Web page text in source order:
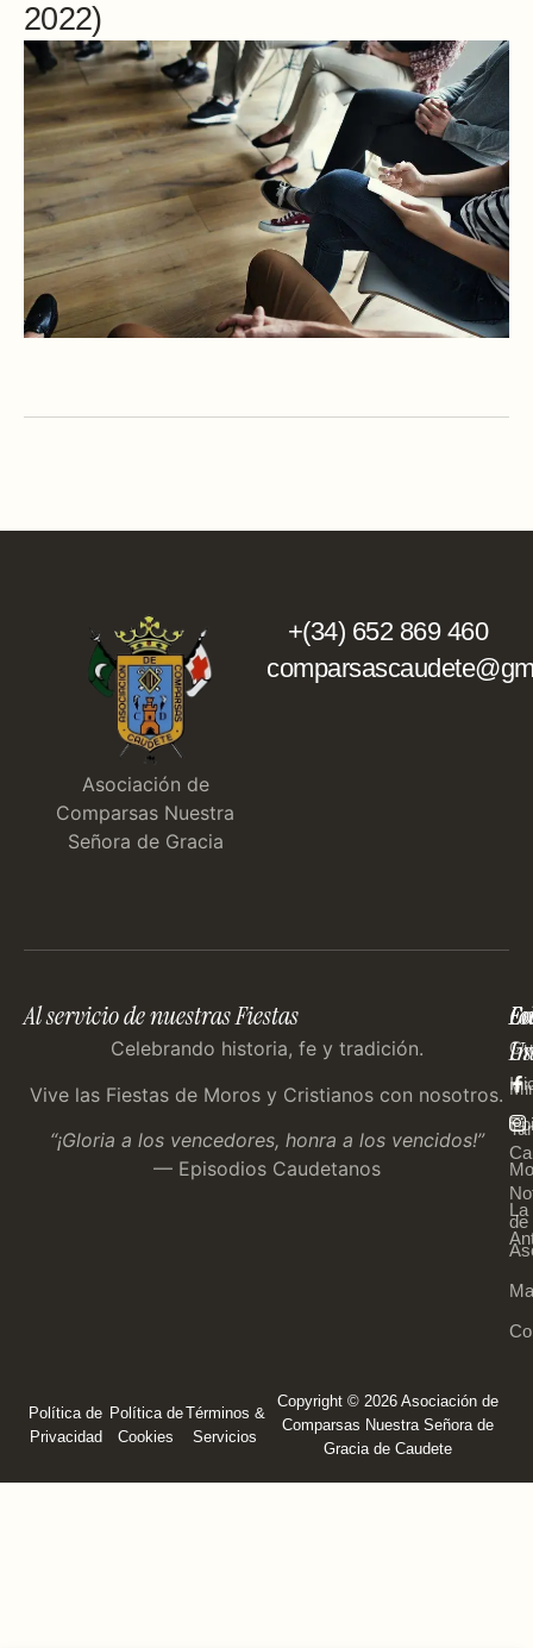
2022)
Asociación de
Comparsas Nuestra
Señora de Gracia
+(34) 652 869 460
Al servicio de nuestras Fiestas
Celebrando historia, fe y tradición.
Vive las Fiestas de Moros y Cristianos con nosotros.
“¡Gloria a los vencedores, honra a los vencidos!”
— Episodios Caudetanos
de
La
Us
Copyright © 2026 Asociación de
Comparsas Nuestra Señora de
Gracia de Caudete
Política de
Privacidad
Política de
Cookies
Términos &
Servicios